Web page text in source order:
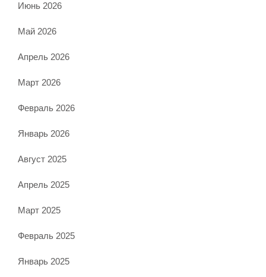
Июнь 2026
Май 2026
Апрель 2026
Март 2026
Февраль 2026
Январь 2026
Август 2025
Апрель 2025
Март 2025
Февраль 2025
Январь 2025